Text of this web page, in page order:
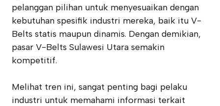
pelanggan pilihan untuk menyesuaikan dengan
kebutuhan spesifik industri mereka, baik itu V-
Belts statis maupun dinamis. Dengan demikian,
pasar V-Belts Sulawesi Utara semakin
kompetitif.
Melihat tren ini, sangat penting bagi pelaku
industri untuk memahami informasi terkait